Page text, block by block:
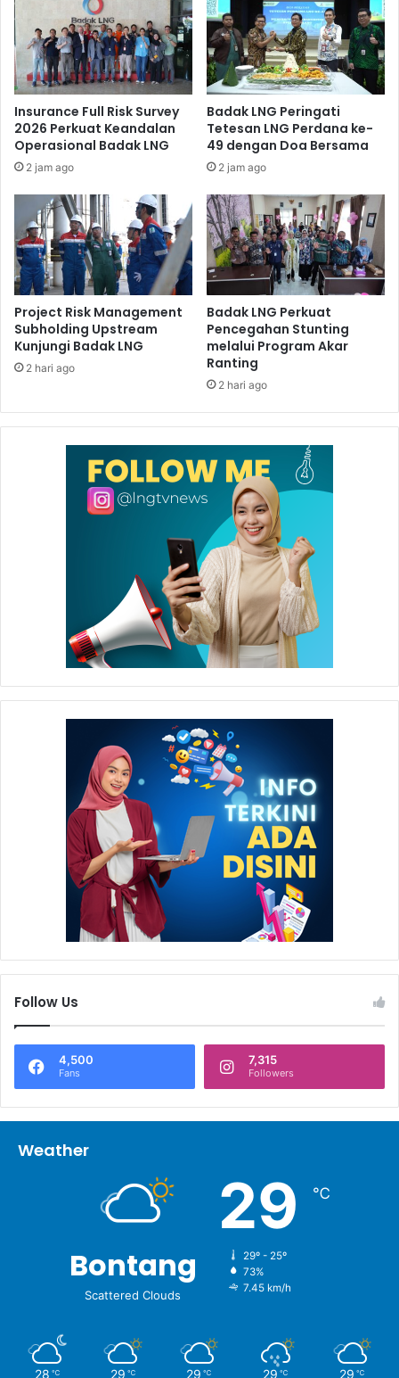
Department menyampaikan rasa terima kasihnya kepada
pihak TK Aisyiyah Bustanul Athfal 8 atas kunjungan
mereka. Dirinya sangat senang dengan adanya kunjungan
tersebut.
Mengunjungi taman anggrek sebagai salah satu program
pembelajaran telah memberikan pengalaman baru bagi
para siswa TK Aiyiyah Bustanul Athfal 8. Selain
anggrek dapat bertambah (*).
Insurance Full Risk Survey
2026 Perkuat Keandalan
Operasional Badak LNG
2 jam ago
Badak LNG Peringati
Tetesan LNG Perdana ke-
49 dengan Doa Bersama
2 jam ago
Project Risk Management
Subholding Upstream
Kunjungi Badak LNG
2 hari ago
Badak LNG Perkuat
Pencegahan Stunting
melalui Program Akar
Ranting
2 hari ago
Follow Us
4,500
Fans
7,315
Followers
Weather
Bontang
Scattered Clouds
29 ℃
29º - 25º
73%
7.45 km/h
28 ℃ 29 ℃ 29 ℃ 29 ℃ 29 ℃